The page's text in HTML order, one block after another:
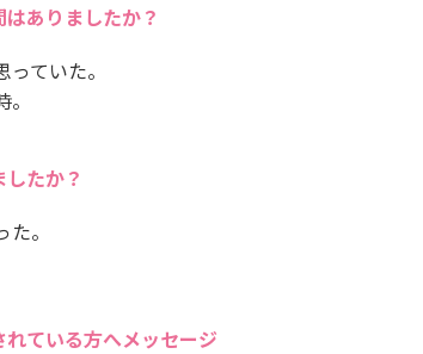
ありましたか？
ていた。
たか？
。
ている方へメッセージ